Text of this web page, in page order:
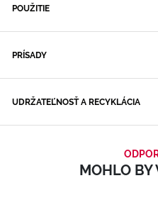
POUŽITIE
PRÍSADY
UDRŽATEĽNOSŤ A RECYKLÁCIA
MOHLO BY